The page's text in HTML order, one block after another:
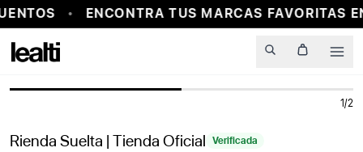
ENCONTRA TUS MARCAS FAVORITAS
PROBADOR VIRTUAL
1/2
Rienda Suelta | Tienda Oficial Verificada